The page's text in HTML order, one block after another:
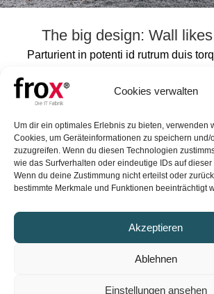
Cookies verwalten
Um dir ein optimales Erlebnis zu bieten, verwenden
Cookies, um Geräteinformationen zu speichern und/
zuzugreifen. Wenn du diesen Technologien
wie das Surfverhalten oder eindeutige IDs auf
Wenn du deine Zustimmung nicht erteilst oder
bestimmte Merkmale und Funktionen beeinträchtigt
Akzeptieren
Ablehnen
Einstellungen ansehen
The big design: Wall
Parturient in potenti id rutrum duis
viverra urna. Egestas tristique
WEITERLESEN
FROX GmbH
44141 Dortmund
Vertrieb: +49 (0)231 99 76 04 0